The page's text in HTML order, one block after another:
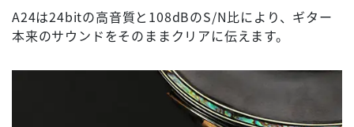
A24は24bitの高音質と108dBのS/N比により、ギター
本来のサウンドをそのままクリアに伝えます。